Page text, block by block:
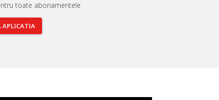
toate abonamentele
APLICATIA